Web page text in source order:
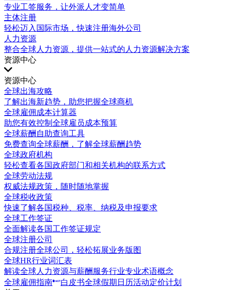
专业工签服务，让外派人才变简单
主体注册
轻松迈入国际市场，快速注册海外公司
人力资源
整合全球人力资源，提供一站式的人力资源解决方案
资源中心
资源中心
全球出海攻略
了解出海新趋势，助您把握全球商机
全球雇佣成本计算器
助您有效控制全球雇员成本预算
全球薪酬自助查询工具
免费查询全球薪酬，了解全球薪酬趋势
全球政府机构
轻松查看各国政府部门和相关机构的联系方式
全球劳动法规
权威法规政策，随时随地掌握
全球税收政策
快速了解各国税种、税率、纳税及申报要求
全球工作签证
全面解读各国工作签证规定
全球注册公司
合规注册全球公司，轻松拓展业务版图
全球HR行业词汇表
解读全球人力资源与薪酬服务行业专业术语概念
全球雇佣指南
白皮书全球假期日历活动定价计划